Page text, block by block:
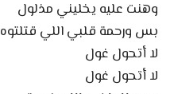
وهنت عليه يخليني مذلول
بس ورحمة قلبي اللي قتلتوه
لا أتحول غول
لا أتحول غول